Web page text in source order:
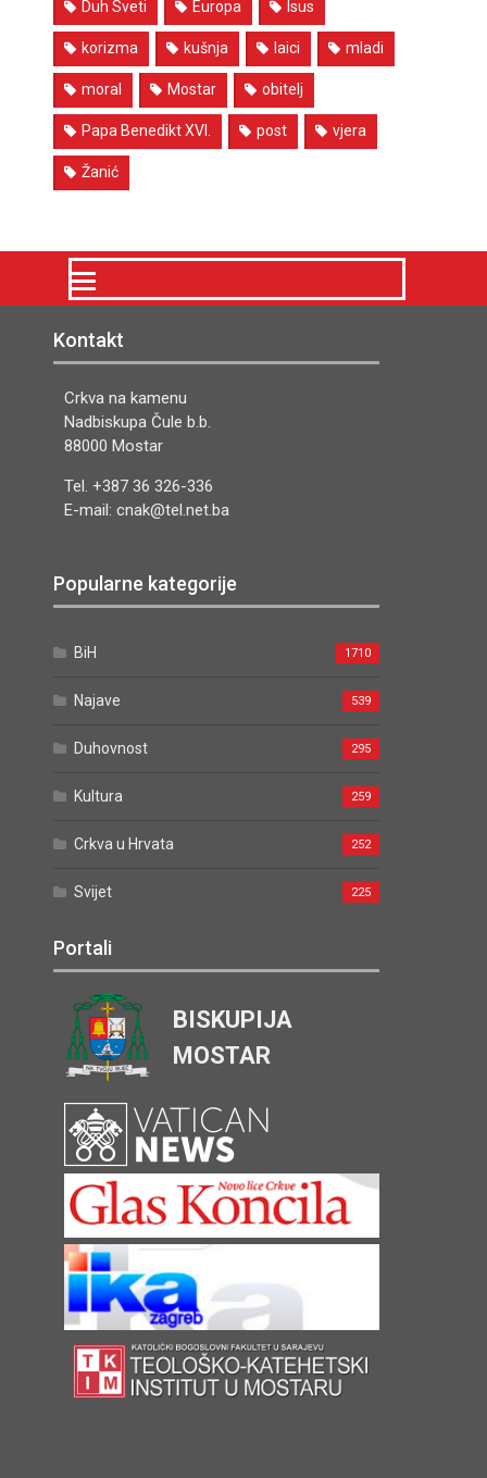
Duh Sveti Europa Isus
korizma kušnja laici mladi
moral Mostar obitelj
Papa Benedikt XVI. post vjera
Žanić
Kontakt
Crkva na kamenu
Nadbiskupa Čule b.b.
88000 Mostar
Tel. +387 36 326-336
E-mail: cnak@tel.net.ba
Popularne kategorije
BiH 1710
Najave 539
Duhovnost 295
Kultura 259
Crkva u Hrvata 252
Svijet 225
Portali
BISKUPIJA
MOSTAR